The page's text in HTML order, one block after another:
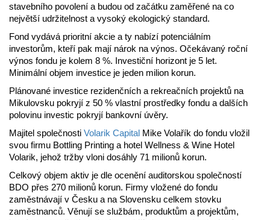
stavebního povolení a budou od začátku zaměřené na co
největší udržitelnost a vysoký ekologický standard.
Fond vydává prioritní akcie a ty nabízí potenciálním
investorům, kteří pak mají nárok na výnos. Očekávaný roční
výnos fondu je kolem 8 %. Investiční horizont je 5 let.
Minimální objem investice je jeden milion korun.
Plánované investice rezidenčních a rekreačních projektů na
Mikulovsku pokryjí z 50 % vlastní prostředky fondu a dalších
polovinu investic pokryjí bankovní úvěry.
Majitel společnosti Volarik Capital Mike Volařík do fondu vložil
svou firmu Bottling Printing a hotel Wellness & Wine Hotel
Volarik, jehož tržby vloni dosáhly 71 milionů korun.
Celkový objem aktiv je dle ocenění auditorskou společností
BDO přes 270 milionů korun. Firmy vložené do fondu
zaměstnávají v Česku a na Slovensku celkem stovku
zaměstnanců. Věnují se službám, produktům a projektům,